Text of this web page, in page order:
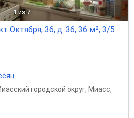
1 из 7
Октября, 36, д. 36, 36 м², 3/5
городской округ, Миасс,